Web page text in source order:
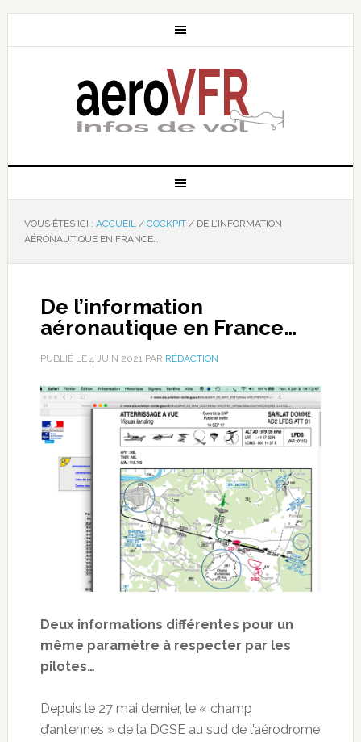
VOUS ÊTES ICI : ACCUEIL / COCKPIT /DE L’INFORMATION
AÉRONAUTIQUE EN FRANCE…
De l’information
aéronautique en France…
PUBLIÉ LE 4 JUIN 2021PAR RÉDACTION
Deux informations différentes pour un
même paramètre à respecter par les
pilotes…
Depuis le 27 mai dernier, le « champ
d’antennes » de la DGSE au sud de l’aérodrome